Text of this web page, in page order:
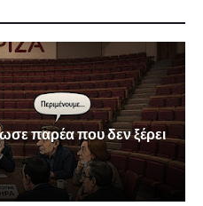
παρέα που δεν ξέρει